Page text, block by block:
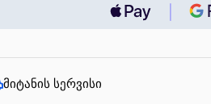
მიტანის სერვისი